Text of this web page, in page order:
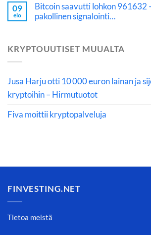
09
elo
Bitcoin saavutti lohkon 961632
pakollinen signalointi…
KRYPTOUUTISET MUUALTA
Jusa Harju otti 10 000 euron lainan ja
kryptoihin – Hirmutuotot
Fiva moittii kryptopalveluja
FINVESTING.NET
Tietoa meistä